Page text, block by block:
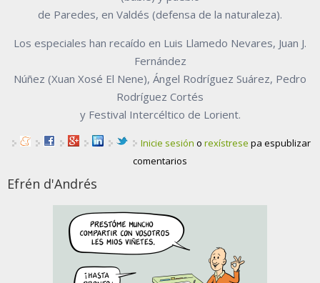
de Paredes, en Valdés (defensa de la naturaleza).
Los especiales han recaído en Luis Llamedo Nevares, Juan J.
Fernández
Núñez (Xuan Xosé El Nene), Ángel Rodríguez Suárez, Pedro
Rodríguez Cortés
y Festival Intercéltico de Lorient.
Inicie sesión o rexístrese pa espublizar
comentarios
Efrén d'Andrés